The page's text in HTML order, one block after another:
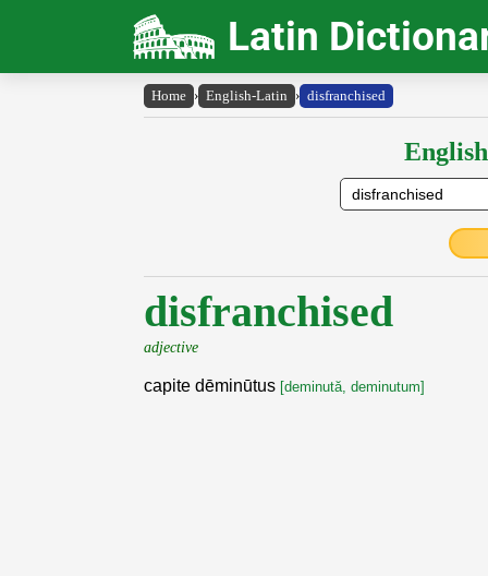
Latin
Home › English-Latin › disfranchised
disfranchised
adjective
capite dēminūtus [deminută, deminutum]